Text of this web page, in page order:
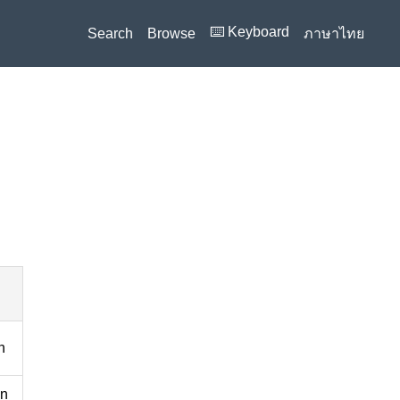
Search Browse ⌨️ Keyboard ภาษาไทย